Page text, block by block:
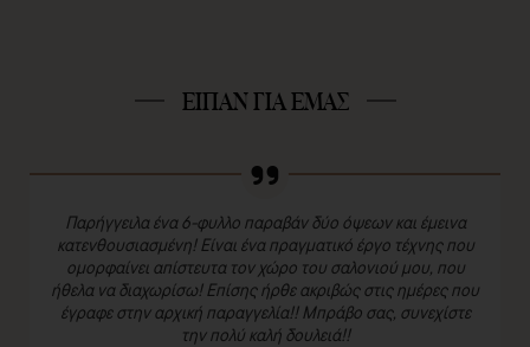
ΕΙΠΑΝ ΓΙΑ ΕΜΑΣ
Παρήγγειλα ένα 6-φυλλο παραβάν δύο όψεων και έμεινα
κατενθουσιασμένη! Είναι ένα πραγματικό έργο τέχνης που
ομορφαίνει απίστευτα τον χώρο του σαλονιού μου, που
ήθελα να διαχωρίσω! Επίσης ήρθε ακριβώς στις ημέρες που
έγραφε στην αρχική παραγγελία!! Μπράβο σας, συνεχίστε
την πολύ καλή δουλειά!!